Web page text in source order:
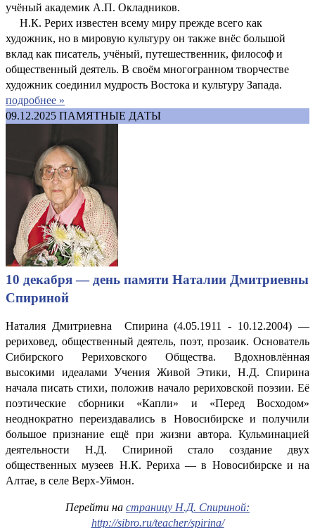
учёный академик А.П. Окладников.
Н.К. Рерих известен всему миру прежде всего как
художник, но в мировую культуру он также внёс большой
вклад как писатель, учёный, путешественник, философ и
общественный деятель. В своём многогранном творчестве
художник соединил мудрость Востока и культуру Запада.
подробнее »
09.12.2025 ПАМЯТНЫЕ ДАТЫ
10 декабря — день памяти Наталии Дмитриевны
Спириной
Наталия Дмитриевна Спирина (4.05.1911 - 10.12.2004) —
рериховед, общественный деятель, поэт, прозаик. Основатель
Сибирского Рериховского Общества. Вдохновлённая
высокими идеалами Учения Живой Этики, Н.Д. Спирина
начала писать стихи, положив начало рериховской поэзии. Её
поэтические сборники «Капли» и «Перед Восходом»
неоднократно переиздавались в Новосибирске и получили
большое признание ещё при жизни автора. Кульминацией
деятельности Н.Д. Спириной стало создание двух
общественных музеев Н.К. Рериха — в Новосибирске и на
Алтае, в селе Верх-Уймон.
Перейти на страницу Н.Д. Спириной:
http://sibro.ru/teacher/spirina/